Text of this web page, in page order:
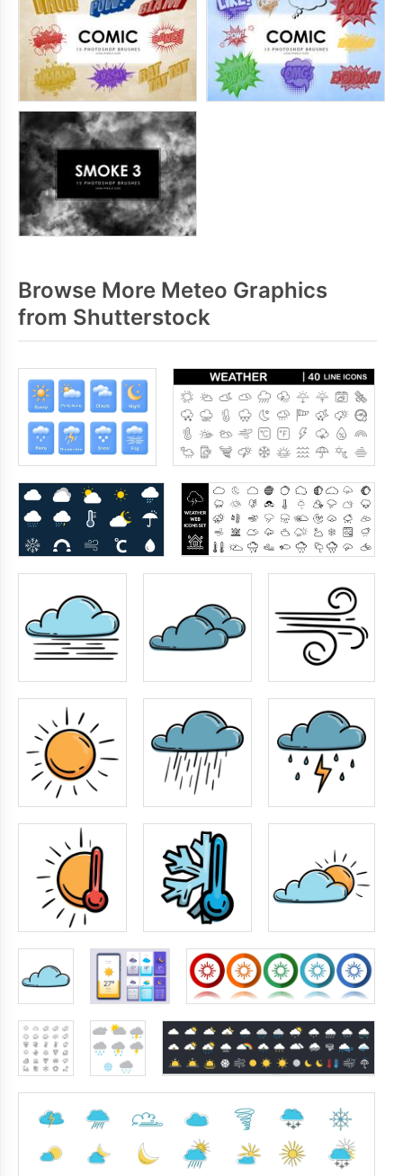
Browse More Meteo Graphics
from Shutterstock